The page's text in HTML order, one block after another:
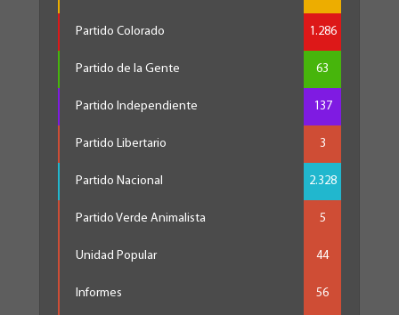
Partido Colorado 1.286
Partido de la Gente 63
Partido Independiente 137
Partido Libertario 3
Partido Nacional 2.328
Partido Verde Animalista 5
Unidad Popular 44
Informes 56